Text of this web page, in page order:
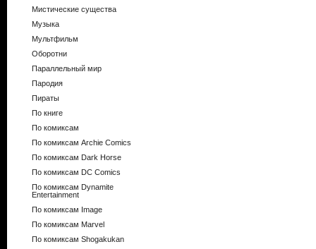
Мистические существа
Музыка
Мультфильм
Оборотни
Параллельный мир
Пародия
Пираты
По книге
По комиксам
По комиксам Archie Comics
По комиксам Dark Horse
По комиксам DC Comics
По комиксам Dynamite
Entertainment
По комиксам Image
По комиксам Marvel
По комиксам Shogakukan